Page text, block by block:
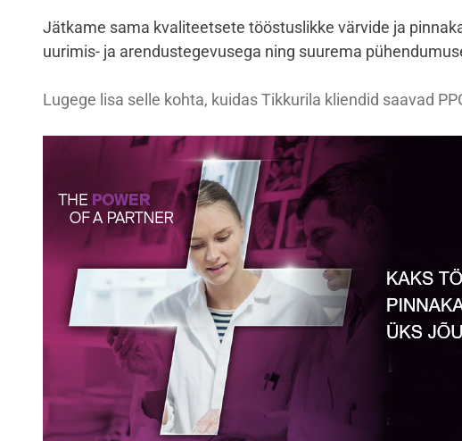
Jätkame sama kvaliteetsete tööstuslikke värvide ja
uurimis- ja arendustegevusega ning suurema
Lugege lisa selle kohta, kuidas Tikkurila kliendid saavad